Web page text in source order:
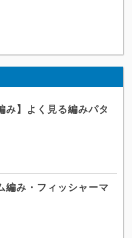
み】よく見る編みパタ
編み・フィッシャーマ